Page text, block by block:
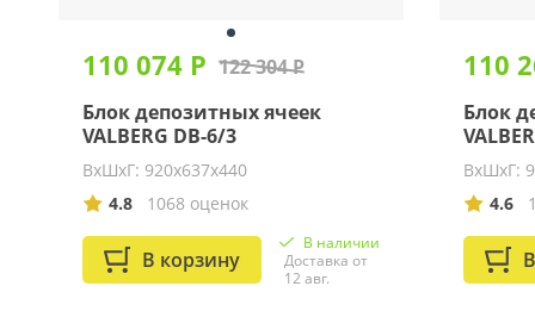
110 074 Р 122 304 Р
Блок депозитных ячеек
VALBERG DB-6/3
ВхШхГ: 920х637х440
4.8
1068 оценок
В корзину
В наличии
Доставка от
12 авг.
110
Блок
ВхШхГ:
4.6